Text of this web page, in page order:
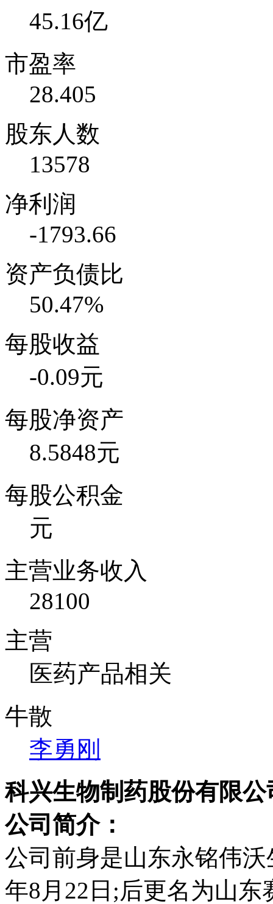
45.16亿
市盈率
28.405
股东人数
13578
净利润
-1793.66
资产负债比
50.47%
每股收益
-0.09元
每股净资产
8.5848元
每股公积金
元
主营业务收入
28100
主营
医药产品相关
牛散
李勇刚
科兴生物制药股份有限公
公司简介：
公司前身是山东永铭伟
年8月22日;后更名为山东